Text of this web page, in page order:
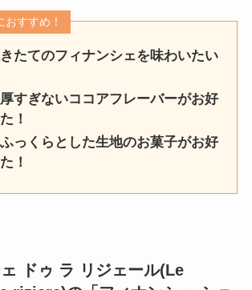
おすすめ！
たてのフィナンシェを味わいたい
すぎないココアフレーバーがお好
！
っくらとした生地のお菓子がお好
！
ドゥ ラ リジェール(Le